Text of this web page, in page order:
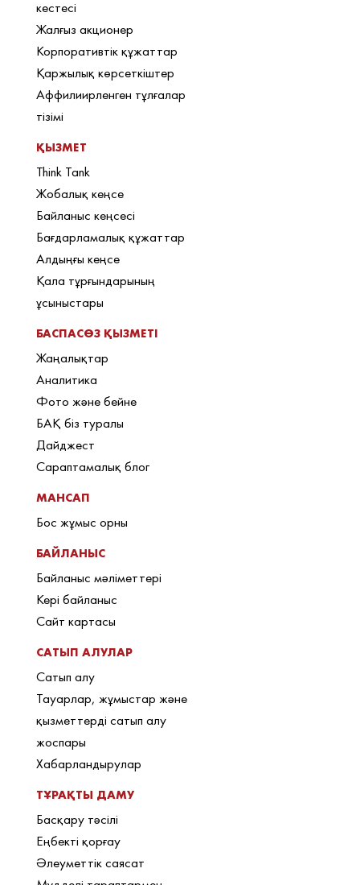
кестесі
Жалғыз акционер
Корпоративтік құжаттар
Қаржылық көрсеткіштер
Аффилиирленген тұлғалар
тізімі
ҚЫЗМЕТ
Think Tank
Жобалық кеңсе
Байланыс кеңсесі
Бағдарламалық құжаттар
Алдыңғы кеңсе
Қала тұрғындарының
ұсыныстары
БАСПАСӨЗ ҚЫЗМЕТІ
Жаңалықтар
Аналитика
Фото және бейне
БАҚ біз туралы
Дайджест
Сараптамалық блог
МАНСАП
Бос жұмыс орны
БАЙЛАНЫС
Байланыс мәліметтері
Кері байланыс
Сайт картасы
САТЫП АЛУЛАР
Сатып алу
Тауарлар, жұмыстар және
қызметтерді сатып алу
жоспары
Хабарландырулар
ТҰРАҚТЫ ДАМУ
Басқару тәсілі
Еңбекті қорғау
Әлеуметтік саясат